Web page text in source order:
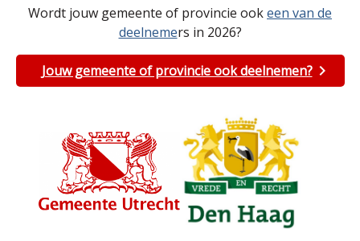
Wordt jouw gemeente of provincie ookeen van de
deelnemers in 2026?
Jouw gemeente of provincie ook deelnemen?